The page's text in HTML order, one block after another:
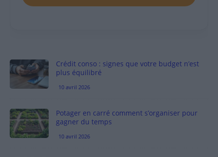
Crédit conso : signes que votre budget n’est
plus équilibré
10 avril 2026
Potager en carré comment s’organiser pour
gagner du temps
10 avril 2026